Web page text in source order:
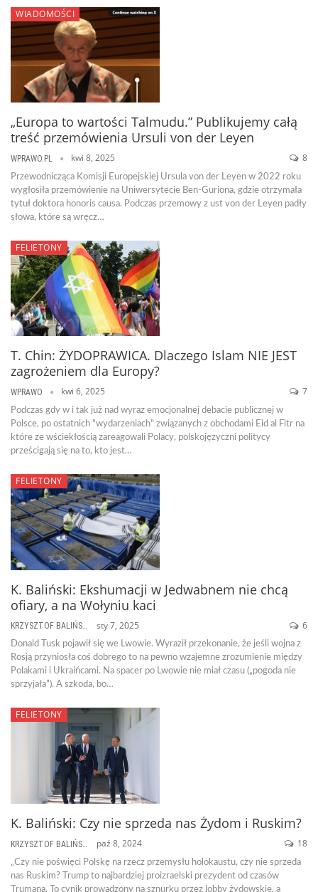
WIADOMOŚCI
„Europa to wartości Talmudu.” Publikujemy całą
treść przemówienia Ursuli von der Leyen
WPRAWO.PL kwi 8, 2025 8
Przewodnicząca Komisji Europejskiej Ursula von der Leyen w 2022 roku
wygłosiła przemówienie na Uniwersytecie Ben-Guriona, gdzie otrzymała
tytuł doktora honoris causa. Podczas przemowy z ust von der Leyen padły
słowa, które są wręcz…
FELIETONY
T. Chin: ŻYDOPRAWICA. Dlaczego Islam NIE JEST
zagrożeniem dla Europy?
WPRAWO kwi 6, 2025 7
Podczas gdy w i tak już nad wyraz emocjonalnej debacie publicznej w
Polsce, po ostatnich "wydarzeniach" związanych z obchodami Eid al Fitr na
które ze wściekłością zareagowali Polacy, polskojęzyczni politycy
prześcigają się na to, kto jest…
FELIETONY
K. Baliński: Ekshumacji w Jedwabnem nie chcą
ofiary, a na Wołyniu kaci
KRZYSZTOF BALIŃSKI sty 7, 2025 6
Donald Tusk pojawił się we Lwowie. Wyraził przekonanie, że jeśli wojna z
Rosją przyniosła coś dobrego to na pewno wzajemne zrozumienie między
Polakami i Ukraińcami. Na spacer po Lwowie nie miał czasu („pogoda nie
sprzyjała”). A szkoda, bo…
FELIETONY
K. Baliński: Czy nie sprzeda nas Żydom i Ruskim?
paź 8, 2024 18
„Czy nie poświęci Polskę na rzecz przemysłu holokaustu, czy nie sprzeda
nas Ruskim? Trump to najbardziej proizraelski prezydent od czasów
Trumana. To cynik prowadzony na sznurku przez lobby żydowskie, a